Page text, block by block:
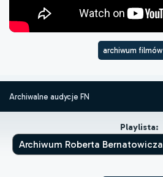
archiwum filmów
Archiwalne audycje FN
Playlista: